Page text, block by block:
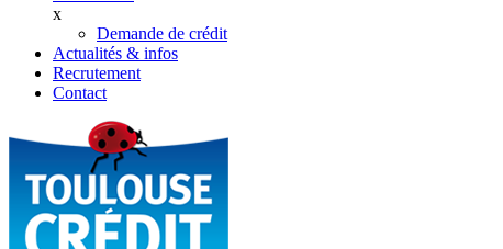
x
Demande de crédit
Actualités & infos
Recrutement
Contact